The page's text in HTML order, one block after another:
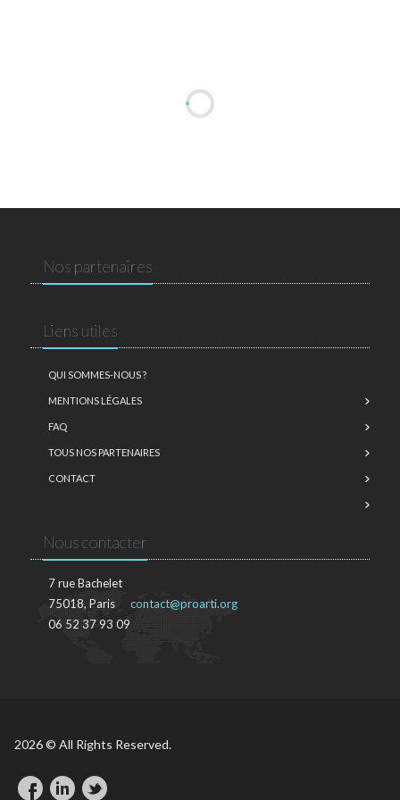
Nos partenaires
Liens utiles
QUI SOMMES-NOUS ?
MENTIONS LÉGALES
FAQ
TOUS NOS PARTENAIRES
CONTACT
Nous contacter
7 rue Bachelet
75018, Paris
06 52 37 93 09
contact@proarti.org
2026 © All Rights Reserved.